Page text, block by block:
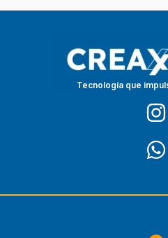
Tecnología que